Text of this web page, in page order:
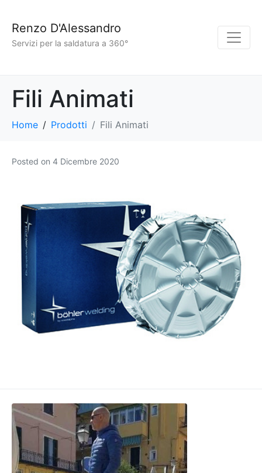
Renzo D'Alessandro
Servizi per la saldatura a 360°
Fili Animati
Home Prodotti Fili Animati
Posted on 4 Dicembre 2020